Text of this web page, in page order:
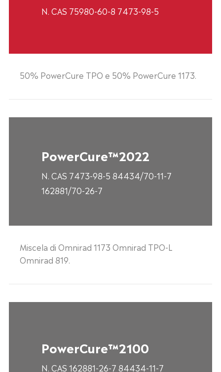
N. CAS 75980-60-8 7473-98-5
50% PowerCure TPO e 50% PowerCure 1173.
PowerCure™2022
N. CAS 7473-98-5 84434/70-11-7
162881/70-26-7
Miscela di Omnirad 1173 Omnirad TPO-L
Omnirad 819.
PowerCure™2100
N. CAS 162881-26-7 84434-11-7